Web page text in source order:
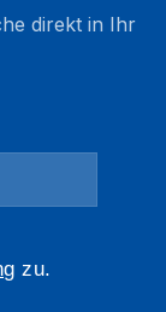
direkt in Ihr